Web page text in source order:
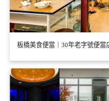
板橋美食便當｜30年老字號便